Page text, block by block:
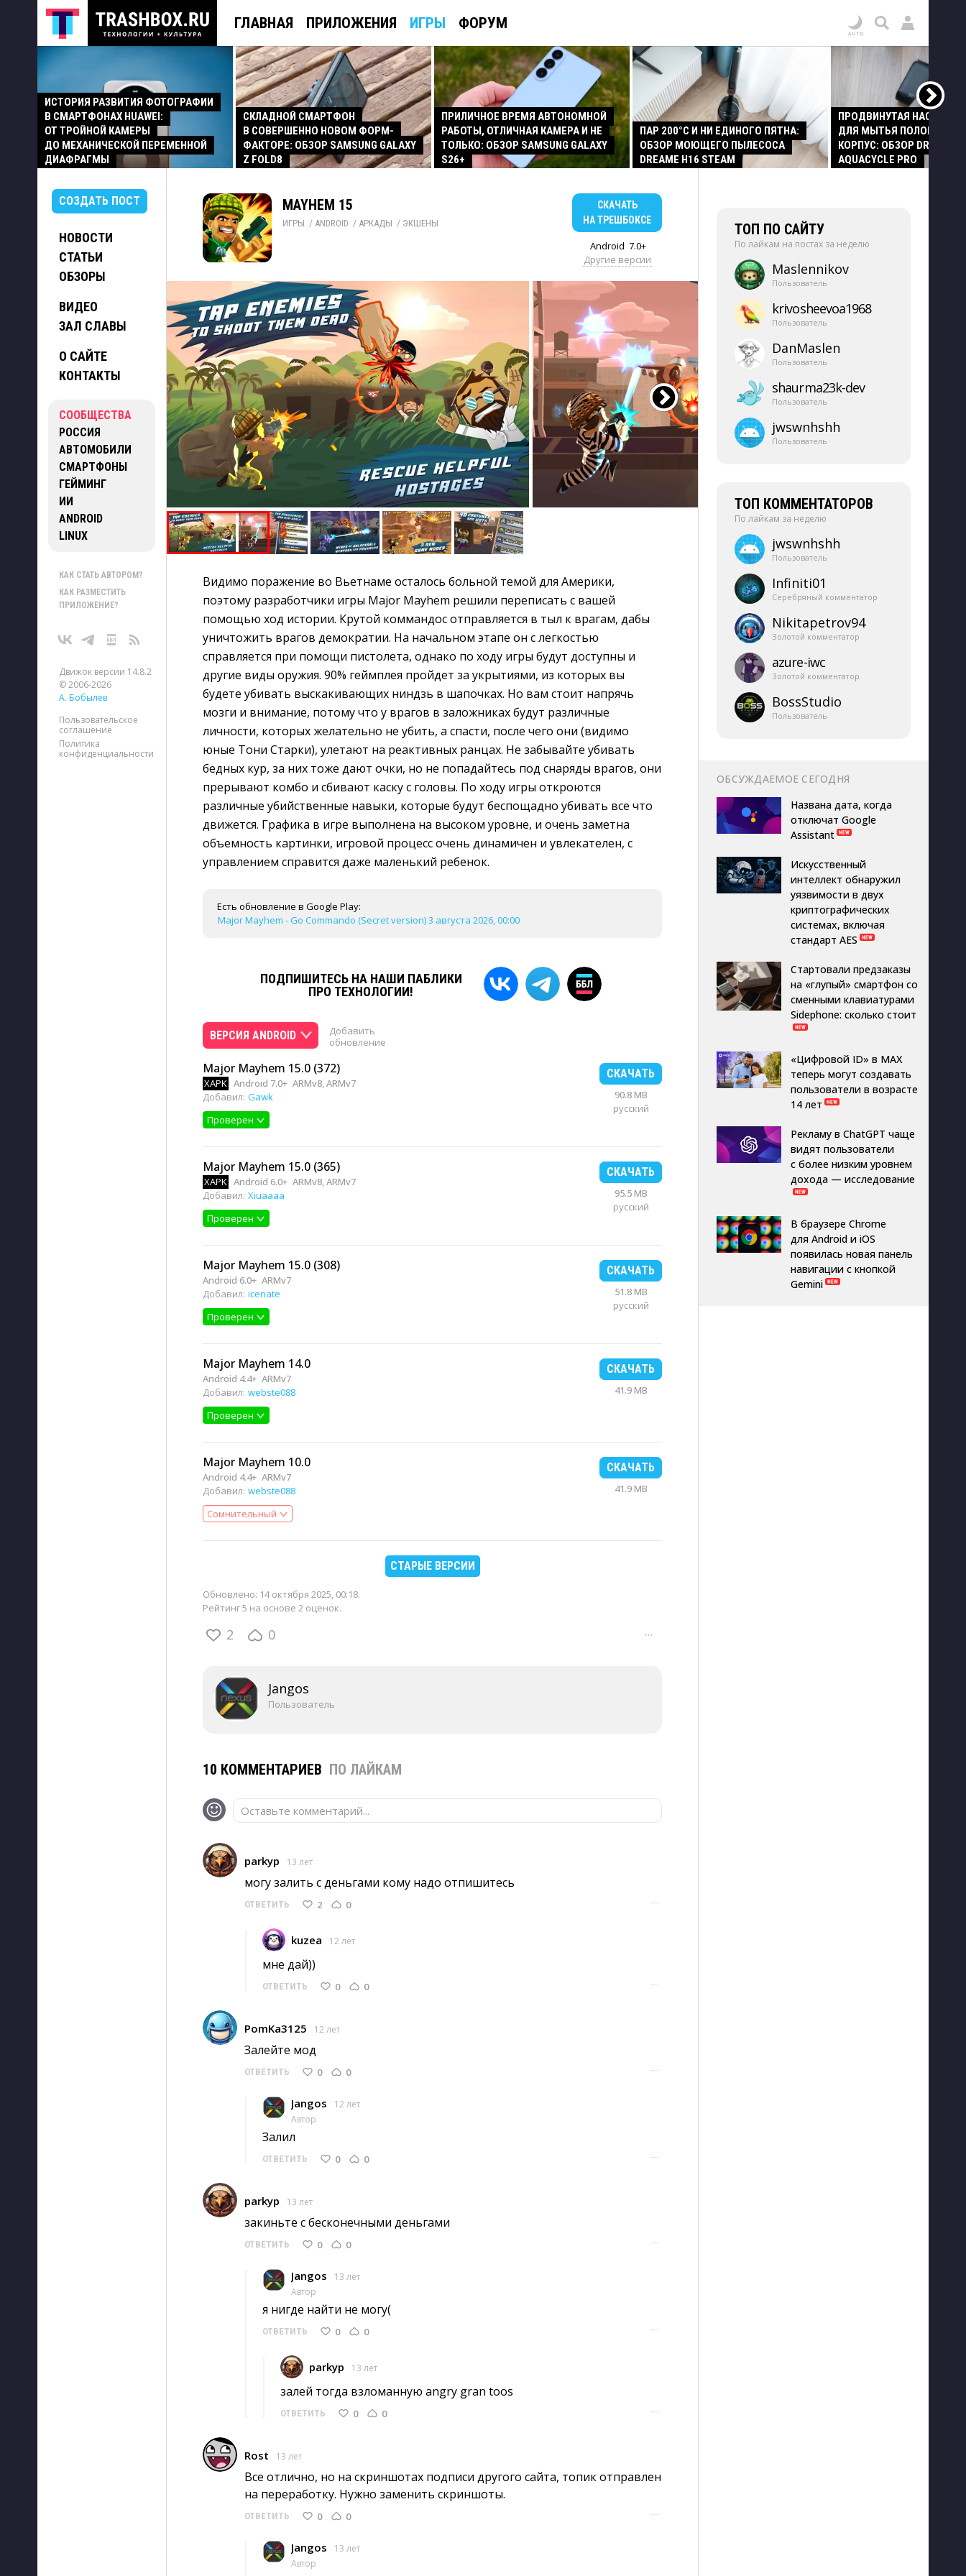
ГЛАВНАЯ ПРИЛОЖЕНИЯ ИГРЫ ФОРУМ
ИСТОРИЯ РАЗВИТИЯ ФОТОГРАФИИ
В СМАРТФОНАХ HUAWEI:
ОТ ТРОЙНОЙ КАМЕРЫ
ДО МЕХАНИЧЕСКОЙ ПЕРЕМЕННОЙ
ДИАФРАГМЫ
СКЛАДНОЙ СМАРТФОН
В СОВЕРШЕННО НОВОМ ФОРМ-
ФАКТОРЕ: ОБЗОР SAMSUNG GALAXY
Z FOLD8
ПРИЛИЧНОЕ ВРЕМЯ АВТОНОМНОЙ
РАБОТЫ, ОТЛИЧНАЯ КАМЕРА И НЕ
ТОЛЬКО: ОБЗОР SAMSUNG GALAXY
S26+
ПАР 200°C И НИ ЕДИНОГО ПЯТНА:
ОБЗОР МОЮЩЕГО ПЫЛЕСОСА
DREAME H16 STEAM
ПРОДВИНУТАЯ НАСАДКА
ДЛЯ МЫТЬЯ ПОЛОВ И
КОРПУС: ОБЗОР DREAME
AQUACYCLE PRO
СОЗДАТЬ ПОСТ
НОВОСТИ
СТАТЬИ
ОБЗОРЫ
ВИДЕО
ЗАЛ СЛАВЫ
О САЙТЕ
КОНТАКТЫ
СООБЩЕСТВА
РОССИЯ
АВТОМОБИЛИ
СМАРТФОНЫ
ГЕЙМИНГ
ИИ
ANDROID
LINUX
КАК СТАТЬ АВТОРОМ?
КАК РАЗМЕСТИТЬ
ПРИЛОЖЕНИЕ?
Движок версии 14.8.2
© 2006-2026
А. Бобылев
Пользовательское
соглашение
Политика
конфиденциальности
MAYHEM 15
ИГРЫ / ANDROID / АРКАДЫ / ЭКШЕНЫ
СКАЧАТЬ
НА ТРЕШБОКСЕ
Android 7.0+
Другие версии
Видимо поражение во Вьетнаме осталось больной темой для Америки,
поэтому разработчики игры Major Mayhem решили переписать с вашей
помощью ход истории. Крутой коммандос отправляется в тыл к врагам, дабы
уничтожить врагов демократии. На начальном этапе он с легкостью
справляется при помощи пистолета, однако по ходу игры будут доступны и
другие виды оружия. 90% геймплея пройдет за укрытиями, из которых вы
будете убивать выскакивающих ниндзь в шапочках. Но вам стоит напрячь
мозги и внимание, потому что у врагов в заложниках будут различные
личности, которых желательно не убить, а спасти, после чего они (видимо
юные Тони Старки), улетают на реактивных ранцах. Не забывайте убивать
бедных кур, за них тоже дают очки, но не попадайтесь под снаряды врагов, они
прерывают комбо и сбивают каску с головы. По ходу игры откроются
различные убийственные навыки, которые будут беспощадно убивать все что
движется. Графика в игре выполнена на высоком уровне, и очень заметна
объемность картинки, игровой процесс очень динамичен и увлекателен, с
управлением справится даже маленький ребенок.
Есть обновление в Google Play:
Major Mayhem - Go Commando (Secret version) 3 августа 2026, 00:00
ПОДПИШИТЕСЬ НА НАШИ ПАБЛИКИ
ПРО ТЕХНОЛОГИИ!
ВЕРСИЯ ANDROID
Добавить
обновление
Major Mayhem 15.0 (372)
XAPK Android 7.0+ ARMv8, ARMv7
Добавил: Gawk
Проверен
СКАЧАТЬ
90.8 MB
русский
Major Mayhem 15.0 (365)
XAPK Android 6.0+ ARMv8, ARMv7
Добавил: Xiuaaaa
Проверен
СКАЧАТЬ
95.5 MB
русский
Major Mayhem 15.0 (308)
Android 6.0+ ARMv7
Добавил: icenate
Проверен
СКАЧАТЬ
51.8 MB
русский
Major Mayhem 14.0
Android 4.4+ ARMv7
Добавил: webste088
Проверен
СКАЧАТЬ
41.9 MB
Major Mayhem 10.0
Android 4.4+ ARMv7
Добавил: webste088
Сомнительный
СКАЧАТЬ
41.9 MB
СТАРЫЕ ВЕРСИИ
Обновлено: 14 октября 2025, 00:18.
Рейтинг 5 на основе 2 оценок.
2 0 ···
Jangos
Пользователь
10 КОММЕНТАРИЕВ ПО ЛАЙКАМ
Оставьте комментарий...
parkyp 13 лет
могу залить с деньгами кому надо отпишитесь
ОТВЕТИТЬ 2 0 ···
kuzea 12 лет
мне дай))
ОТВЕТИТЬ 0 0 ···
PomKa3125 12 лет
Залейте мод
ОТВЕТИТЬ 0 0 ···
Jangos
12 лет
Автор
Залил
ОТВЕТИТЬ 0 0 ···
parkyp 13 лет
закиньте с бесконечными деньгами
ОТВЕТИТЬ 0 0 ···
Jangos
13 лет
Автор
я нигде найти не могу(
ОТВЕТИТЬ 0 0 ···
parkyp 13 лет
залей тогда взломанную angry gran toos
ОТВЕТИТЬ 0 0 ···
Rost 13 лет
Все отлично, но на скриншотах подписи другого сайта, топик отправлен
на переработку. Нужно заменить скриншоты.
ОТВЕТИТЬ 0 0 ···
Jangos
13 лет
Автор
ТОП ПО САЙТУ
По лайкам на постах за неделю
Maslennikov
Пользователь
krivosheevoa1968
Пользователь
DanMaslen
Пользователь
shaurma23k-​dev
Пользователь
jwswnhshh
Пользователь
ТОП КОММЕНТАТОРОВ
По лайкам за неделю
jwswnhshh
Пользователь
Infiniti01
Серебряный комментатор
Nikitapetrov94
Золотой комментатор
azure-​iwc
Золотой комментатор
BossStudio
Пользователь
ОБСУЖДАЕМОЕ СЕГОДНЯ
Названа дата, когда
отключат Google
Assistant
Искусственный
интеллект обнаружил
уязвимости в двух
криптографических
системах, включая
стандарт AES
Стартовали предзаказы
на «глупый» смартфон со
сменными клавиатурами
Sidephone: сколько стоит
«Цифровой ID» в MAX
теперь могут создавать
пользователи в возрасте
14 лет
Рекламу в ChatGPT чаще
видят пользователи
с более низким уровнем
дохода — исследование
В браузере Chrome
для Android и iOS
появилась новая панель
навигации с кнопкой
Gemini